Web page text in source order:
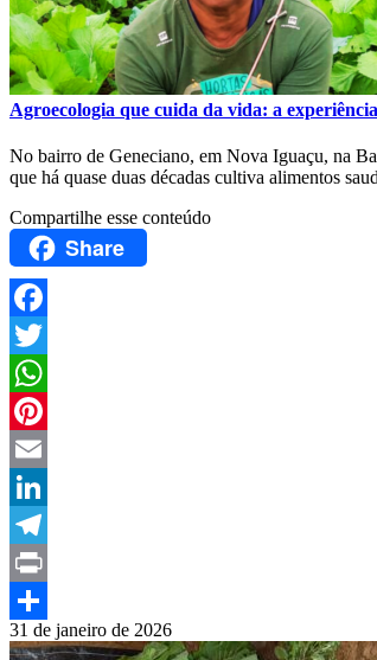
Agroecologia que cuida da vida: a
No bairro de Geneciano, em Nova Iguaçu, na
que há quase duas décadas cultiva alimentos
Compartilhe esse conteúdo
Share
Facebook
Twitter
WhatsApp
Pinterest
Email
LinkedIn
Telegram
Print
Compartilhar
31 de janeiro de 2026